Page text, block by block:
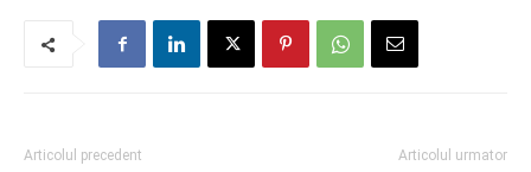
Articolul precedent Articolul urmator